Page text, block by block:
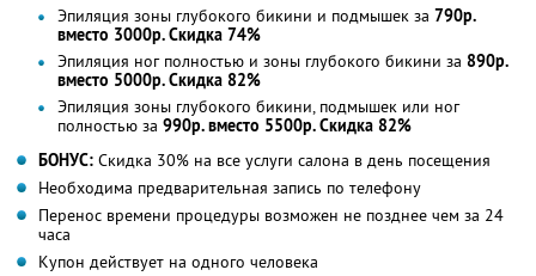
Эпиляция зоны глубокого бикини и подмышек за 790р.
вместо 3000р. Скидка 74%
Эпиляция ног полностью и зоны глубокого бикини за 890р.
вместо 5000р. Скидка 82%
Эпиляция зоны глубокого бикини, подмышек или ног
полностью за 990р. вместо 5500р. Скидка 82%
БОНУС: Скидка 30% на все услуги салона в день посещения
Необходима предварительная запись по телефону
Перенос времени процедуры возможен не позднее чем за 24
часа
Купон действует на одного человека